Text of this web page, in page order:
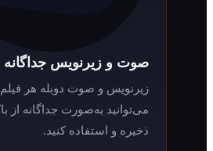
صوت و زیرنویس جداگانه
زیرنویس و صوت دوبله هر فیلم و سریال را
می‌توانید به‌صورت جداگانه از باکس دانلود
ذخیره و استفاده کنید.